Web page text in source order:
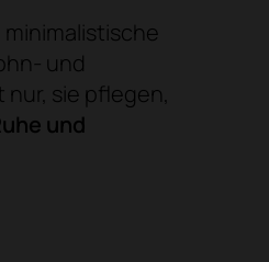
und
sie pflegen,
und